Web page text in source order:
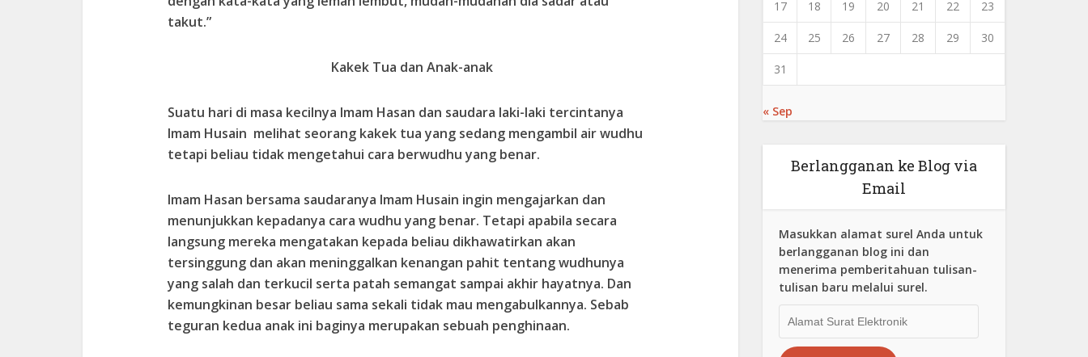
takut.”
Kakek Tua dan Anak-anak
Suatu hari di masa kecilnya Imam Hasan dan saudara laki-laki tercintanya
Imam Husain melihat seorang kakek tua yang sedang mengambil air wudhu
tetapi beliau tidak mengetahui cara berwudhu yang benar.
Imam Hasan bersama saudaranya Imam Husain ingin mengajarkan dan
menunjukkan kepadanya cara wudhu yang benar. Tetapi apabila secara
langsung mereka mengatakan kepada beliau dikhawatirkan akan
tersinggung dan akan meninggalkan kenangan pahit tentang wudhunya
yang salah dan terkucil serta patah semangat sampai akhir hayatnya. Dan
kemungkinan besar beliau sama sekali tidak mau mengabulkannya. Sebab
teguran kedua anak ini baginya merupakan sebuah penghinaan.
17 18 19 20 21 22 23
24 25 26 27 28 29 30
31
« Sep
Berlangganan ke Blog via
Email
Masukkan alamat surel Anda untuk
berlangganan blog ini dan
menerima pemberitahuan tulisan-
tulisan baru melalui surel.
Surat
Elektronik